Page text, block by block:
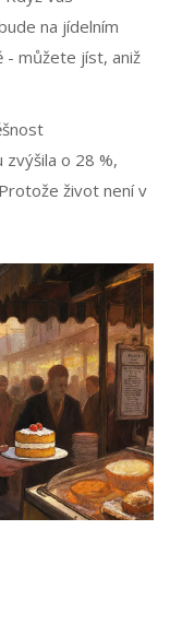
na jídelním
- můžete jíst, aniž
o 28 %,
život není v